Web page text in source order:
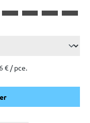
€ / pce.